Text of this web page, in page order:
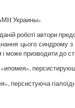
Украины»
роботі автори
цього синдрому
може призводити до
персистуюча